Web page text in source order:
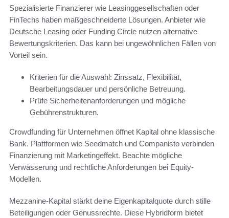
Spezialisierte Finanzierer wie Leasinggesellschaften oder
FinTechs haben maßgeschneiderte Lösungen. Anbieter wie
Deutsche Leasing oder Funding Circle nutzen alternative
Bewertungskriterien. Das kann bei ungewöhnlichen Fällen von
Vorteil sein.
Kriterien für die Auswahl: Zinssatz, Flexibilität,
Bearbeitungsdauer und persönliche Betreuung.
Prüfe Sicherheitenanforderungen und mögliche
Gebührenstrukturen.
Crowdfunding für Unternehmen öffnet Kapital ohne klassische
Bank. Plattformen wie Seedmatch und Companisto verbinden
Finanzierung mit Marketingeffekt. Beachte mögliche
Verwässerung und rechtliche Anforderungen bei Equity-
Modellen.
Mezzanine-Kapital stärkt deine Eigenkapitalquote durch stille
Beteiligungen oder Genussrechte. Diese Hybridform bietet